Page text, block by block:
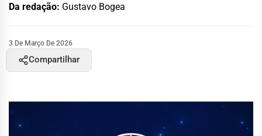
Da redação: Gustavo Bogea
3 De Março De 2026
Compartilhar